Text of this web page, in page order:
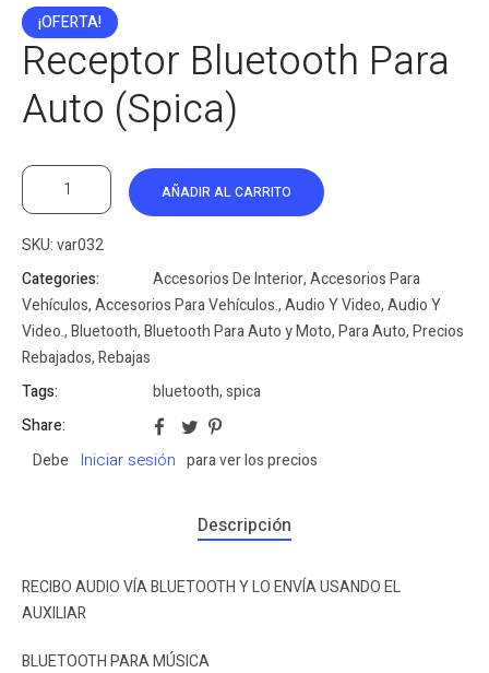
¡OFERTA!
Receptor Bluetooth Para
Auto (Spica)
AÑADIR AL CARRITO
SKU:var032
Categories:
Accesorios De Interior,Accesorios Para
Vehículos,Accesorios Para Vehículos.,Audio Y Video,Audio Y
Video.,Bluetooth,Bluetooth Para Auto y Moto,Para Auto,Precios
Rebajados,Rebajas
Tags:
bluetooth,spica
Share:
Debe
Iniciar sesión para ver los precios
Descripción
RECIBO AUDIO VÍA BLUETOOTH Y LO ENVÍA USANDO EL
AUXILIAR
BLUETOOTH PARA MÚSICA